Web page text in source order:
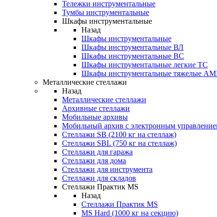
Тележки инструментальные
Тумбы инструментальные
Шкафы инструментальные
Назад
Шкафы инструментальные
Шкафы инструментальные ВЛ
Шкафы инструментальные ВС
Шкафы инструментальные легкие ТС
Шкафы инструментальные тяжелые
Металлические стеллажи
Назад
Металлические стеллажи
Архивные стеллажи
Мобильные архивы
Мобильный архив с электронным
Стеллажи SB (2100 кг на стеллаж)
Стеллажи SBL (750 кг на стеллаж)
Стеллажи для гаража
Стеллажи для дома
Стеллажи для инструмента
Стеллажи для складов
Стеллажи Практик MS
Назад
Стеллажи Практик MS
MS Hard (1000 кг на секцию)